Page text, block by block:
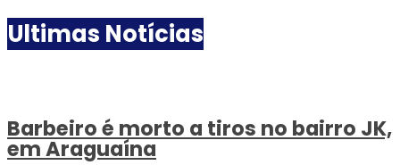
Ultimas Notícias
Barbeiro é morto a tiros no bairro JK,
em Araguaína